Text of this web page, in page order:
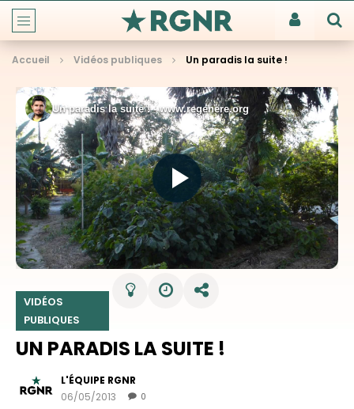
Accueil Vidéos publiques Un paradis la suite !
VIDÉOS
PUBLIQUES
UN PARADIS LA SUITE !
L'ÉQUIPE RGNR
06/05/2013
0